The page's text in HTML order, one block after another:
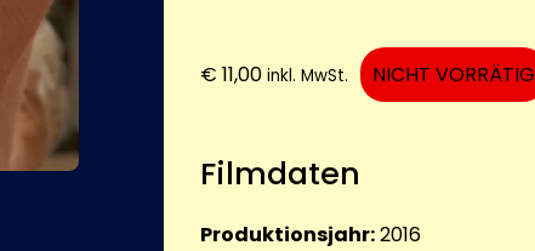
€ 11,00 inkl. MwSt. NICHT VORRÄTIG
Filmdaten
Produktionsjahr:2016